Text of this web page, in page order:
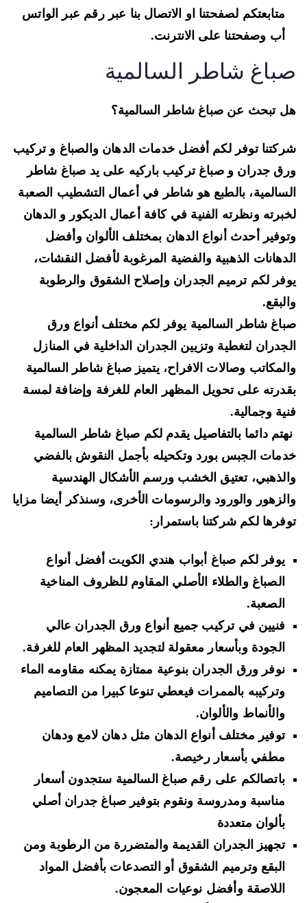
متابعتكم لصفحتنا او الاتصال بنا عبر رقم عبر الواتس
أب وصفحتنا على الانترنت.
شاطر السالمية
تبحث عن صباغ شاطر السالمية؟
توفر لكم أفضل خدمات الدهان والصباغ و تركيب
جدران و صباغ تركيب باركيه على يد صباغ شاطر
بالطبع هو شاطر في أعمال التشطيب الصعبة
ونظرته الفنية في كافة أعمال الديكور و الدهان
أحدث أنواع الدهان بمختلف الألوان وأفضل
الذهبية والفضية المرغوبة لأفضل النقشات،
لكم ترميم الجدران وإصلاح الشقوق والرطوبة
شاطر السالمية يوفر لكم مختلف أنواع ورق
لتغطية وتزيين الجدران الداخلية في المنازل
وصالات الافراح، يتميز صباغ شاطر السالمية
على تحويل المظهر العام للغرفة وإضافة لمسة
وجمالية.
دائما بالتفاصيل يقدم لكم صباغ شاطر السالمية
الجبس بورد وتكحيله بأجمل النقوش بالفضي
تعتيق الخشب ورسم الأشكال الهندسية
والورود والرسومات الأخرى، وسنذكر أيضا مزايا
لكم شركتنا باستمرار:
يوفر لكم صباغ أبواب هندي الكويت أفضل أنواع
الصباغ والطلاء الأصلي المقاوم للظروف المناخية
الصعبة.
فنيين في تركيب جميع أنواع ورق الجدران عالي
الجودة وبأسعار معقولة لتجديد المظهر العام للغرفة.
نوفر ورق الجدران بنوعية ممتازة يمكنه مقاومه الماء
وتركيبه بالممرات فيعطي تنوعا كبيرا من التصاميم
والأنماط والألوان.
توفير مختلف أنواع الدهان مثل دهان لامع ودهان
مطفي بأسعار رخيصة.
باتصالكم على رقم صباغ السالمية ستجدون أسعار
مناسبة ومدروسة ونقوم بتوفير صباغ جدران أصلي
بألوان متعددة
تجهيز الجدران القديمة والمتضررة من الرطوبة ومن
البقع وترميم الشقوق أو التصدعات بأفضل المواد
اللاصقة وأفضل نوعيات المعجون.